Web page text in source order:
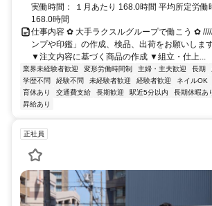
実働時間： １月あたり 168.0時間 平均所定労働
168.0時間
仕事内容 ✿ 大手ラクスルグループで働こう ✿
ンプや印鑑」の作成、検品、出荷をお願いしま
▼注文内容に基づく商品の作成 ▼組立・仕上...
業界未経験者歓迎 変形労働時間制 主婦・主夫歓迎 長期
学歴不問
経験不問 未経験者歓迎 経験者歓迎 ネイルOK
育休あり
交通費支給 長期歓迎 駅近5分以内 長期休暇あ
昇給あり
正社員